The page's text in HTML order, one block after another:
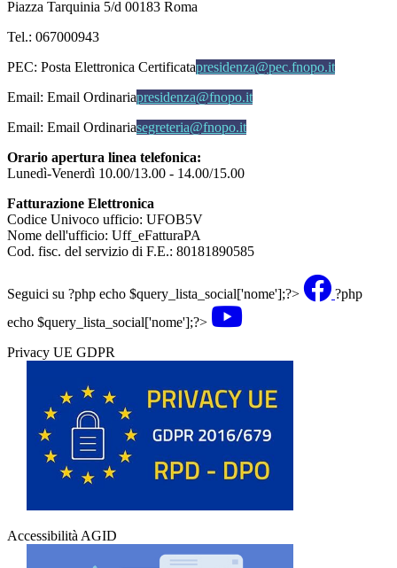
Piazza Tarquinia 5/d 00183 Roma
Tel.: 067000943
PEC: Posta Elettronica Certificatapresidenza@pec.fnopo.it
Email: Email Ordinariapresidenza@fnopo.it
Email: Email Ordinariasegreteria@fnopo.it
Orario apertura linea telefonica:
Lunedì-Venerdì 10.00/13.00 - 14.00/15.00
Fatturazione Elettronica
Codice Univoco ufficio: UFOB5V
Nome dell'ufficio: Uff_eFatturaPA
Cod. fisc. del servizio di F.E.: 80181890585
Seguici su ?php echo $query_lista_social['nome'];?>
?php
echo $query_lista_social['nome'];?>
Privacy UE GDPR
Accessibilità AGID